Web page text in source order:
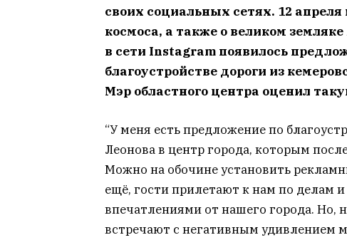
своих социальных сетях. 12
космоса, а также о великом
в сети Instagram появилось
благоустройстве дороги из
Мэр областного центра оценил
“У меня есть предложение по
Леонова в центр города, которым
Можно на обочине установить
ещё, гости прилетают к нам по делам
впечатлениями от нашего города. Но,
встречают с негативным удивлением